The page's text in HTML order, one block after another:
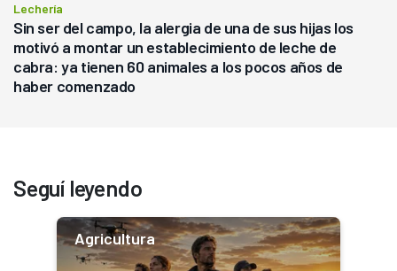
Lechería
Sin ser del campo, la alergia de una de sus hijas los
motivó a montar un establecimiento de leche de
cabra: ya tienen 60 animales a los pocos años de
haber comenzado
Seguí leyendo
Agricultura